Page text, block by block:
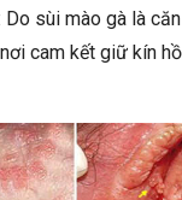
sùi mào gà là
cam kết giữ kín